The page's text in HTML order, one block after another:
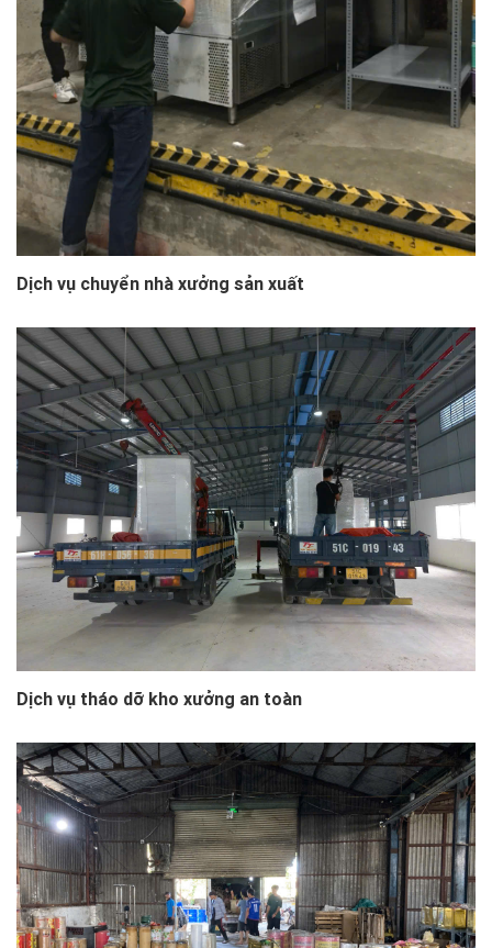
Dịch vụ chuyển nhà xưởng sản xuất
Dịch vụ tháo dỡ kho xưởng an toàn